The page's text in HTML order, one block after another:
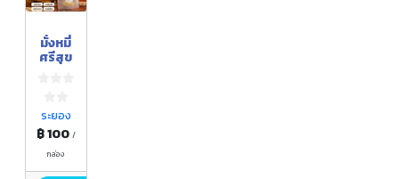
มั่งหมี่
ศรีสุข
ระยอง
฿ 100 /
กล่อง